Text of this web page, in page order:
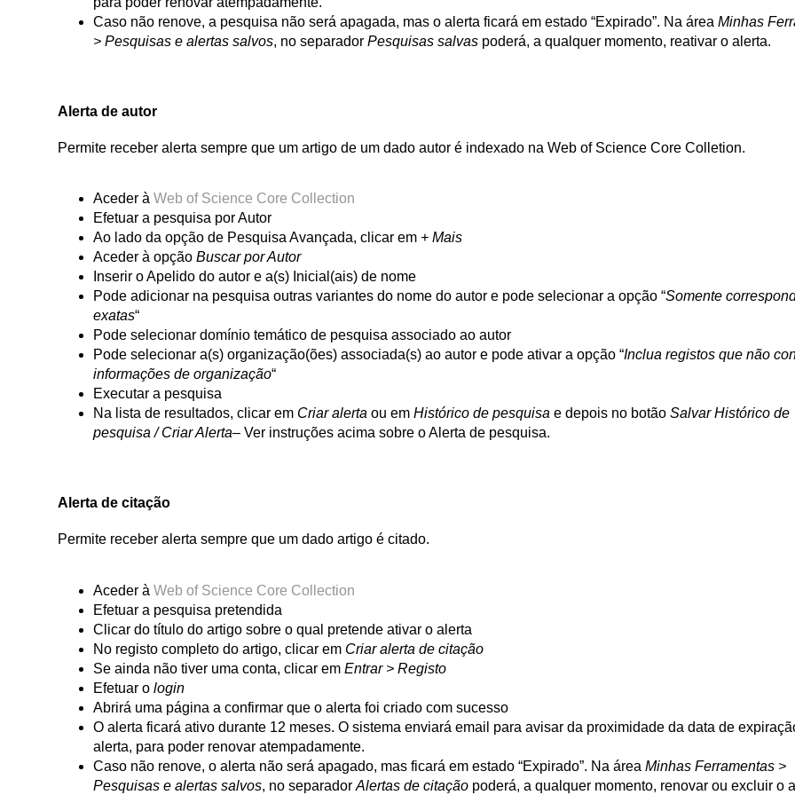
Caso não renove, a pesquisa não será apagada, mas o alerta ficará em estado “Expirado”. Na área Minhas
> Pesquisas e alertas salvos, no separador Pesquisas salvas poderá, a qualquer momento, reativar o alerta.
Alerta de autor
Permite receber alerta sempre que um artigo de um dado autor é indexado na Web of Science Core Colletion.
Aceder à Web of Science Core Collection
Efetuar a pesquisa por Autor
Ao lado da opção de Pesquisa Avançada, clicar em + Mais
Aceder à opção Buscar por Autor
Inserir o Apelido do autor e a(s) Inicial(ais) de nome
Pode adicionar na pesquisa outras variantes do nome do autor e pode selecionar a opção “Somente
exatas“
Pode selecionar domínio temático de pesquisa associado ao autor
Pode selecionar a(s) organização(ões) associada(s) ao autor e pode ativar a opção “Inclua registos que não
informações de organização“
Executar a pesquisa
Na lista de resultados, clicar em Criar alerta ou em Histórico de pesquisa e depois no botão Salvar Histórico de
pesquisa / Criar Alerta– Ver instruções acima sobre o Alerta de pesquisa.
Alerta de citação
Permite receber alerta sempre que um dado artigo é citado.
Aceder à Web of Science Core Collection
Efetuar a pesquisa pretendida
Clicar do título do artigo sobre o qual pretende ativar o alerta
No registo completo do artigo, clicar em Criar alerta de citação
Se ainda não tiver uma conta, clicar em Entrar > Registo
Efetuar o login
Abrirá uma página a confirmar que o alerta foi criado com sucesso
O alerta ficará ativo durante 12 meses. O sistema enviará email para avisar da proximidade da data de
alerta, para poder renovar atempadamente.
Caso não renove, o alerta não será apagado, mas ficará em estado “Expirado”. Na área Minhas Ferramentas >
Pesquisas e alertas salvos, no separador Alertas de citação poderá, a qualquer momento, renovar ou excluir o